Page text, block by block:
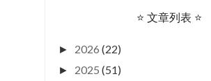
⭐ 文章列表 ⭐
► 2026 (22)
► 2025 (51)